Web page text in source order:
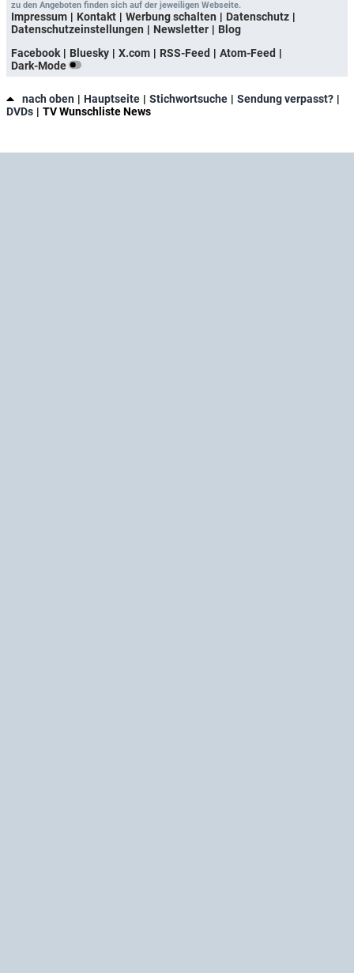
zu den Angeboten finden sich auf der jeweiligen Webseite.
Impressum Kontakt Werbung schalten
Datenschutz
Datenschutzeinstellungen
Newsletter
Blog
Facebook
Bluesky X.com RSS-Feed
Atom-Feed
Dark-Mode
nach oben Hauptseite Stichwortsuche
Sendung verpasst?
DVDs
TV Wunschliste News